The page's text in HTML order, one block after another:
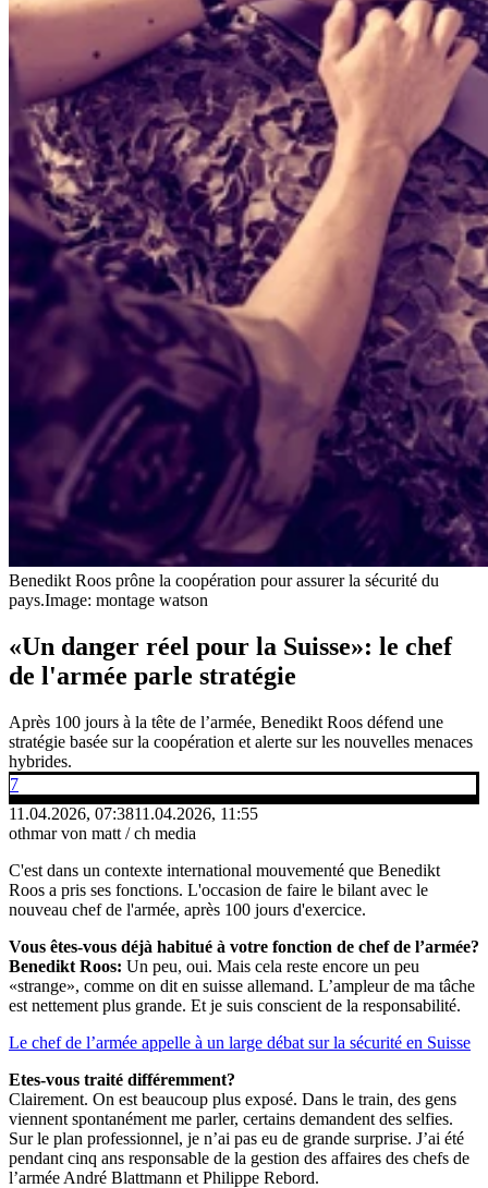
Benedikt Roos prône la coopération pour assurer la sécurité du
pays.Image: montage watson
«Un danger réel pour la Suisse»: le chef
de l'armée parle stratégie
Après 100 jours à la tête de l’armée, Benedikt Roos défend une
stratégie basée sur la coopération et alerte sur les nouvelles menaces
hybrides.
7
11.04.2026, 07:3811.04.2026, 11:55
othmar von matt / ch media
C'est dans un contexte international mouvementé que Benedikt
Roos a pris ses fonctions. L'occasion de faire le bilant avec le
nouveau chef de l'armée, après 100 jours d'exercice.
Vous êtes-vous déjà habitué à votre fonction de chef de l’armée?
Benedikt Roos: Un peu, oui. Mais cela reste encore un peu
«strange», comme on dit en suisse allemand. L’ampleur de ma tâche
est nettement plus grande. Et je suis conscient de la responsabilité.
Le chef de l’armée appelle à un large débat sur la sécurité en Suisse
Etes-vous traité différemment?
Clairement. On est beaucoup plus exposé. Dans le train, des gens
viennent spontanément me parler, certains demandent des selfies.
Sur le plan professionnel, je n’ai pas eu de grande surprise. J’ai été
pendant cinq ans responsable de la gestion des affaires des chefs de
l’armée André Blattmann et Philippe Rebord.